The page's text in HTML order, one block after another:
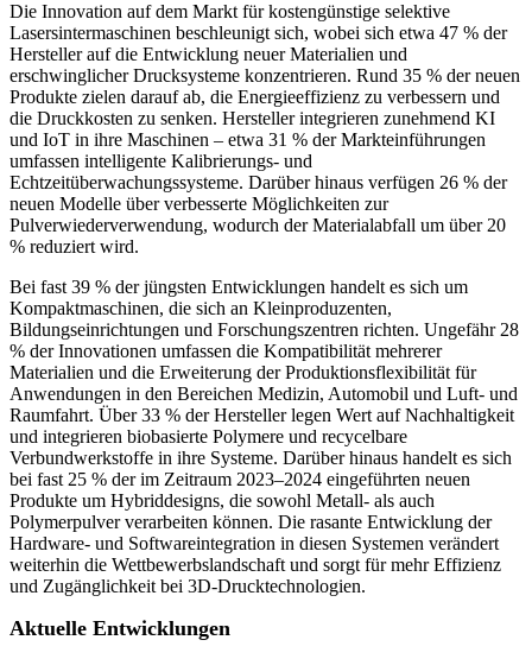
Die Innovation auf dem Markt für kostengünstige selektive
Lasersintermaschinen beschleunigt sich, wobei sich etwa 47 % der
Hersteller auf die Entwicklung neuer Materialien und
erschwinglicher Drucksysteme konzentrieren. Rund 35 % der neuen
Produkte zielen darauf ab, die Energieeffizienz zu verbessern und
die Druckkosten zu senken. Hersteller integrieren zunehmend KI
und IoT in ihre Maschinen – etwa 31 % der Markteinführungen
umfassen intelligente Kalibrierungs- und
Echtzeitüberwachungssysteme. Darüber hinaus verfügen 26 % der
neuen Modelle über verbesserte Möglichkeiten zur
Pulverwiederverwendung, wodurch der Materialabfall um über 20
% reduziert wird.
Bei fast 39 % der jüngsten Entwicklungen handelt es sich um
Kompaktmaschinen, die sich an Kleinproduzenten,
Bildungseinrichtungen und Forschungszentren richten. Ungefähr 28
% der Innovationen umfassen die Kompatibilität mehrerer
Materialien und die Erweiterung der Produktionsflexibilität für
Anwendungen in den Bereichen Medizin, Automobil und Luft- und
Raumfahrt. Über 33 % der Hersteller legen Wert auf Nachhaltigkeit
und integrieren biobasierte Polymere und recycelbare
Verbundwerkstoffe in ihre Systeme. Darüber hinaus handelt es sich
bei fast 25 % der im Zeitraum 2023–2024 eingeführten neuen
Produkte um Hybriddesigns, die sowohl Metall- als auch
Polymerpulver verarbeiten können. Die rasante Entwicklung der
Hardware- und Softwareintegration in diesen Systemen verändert
weiterhin die Wettbewerbslandschaft und sorgt für mehr Effizienz
und Zugänglichkeit bei 3D-Drucktechnologien.
Aktuelle Entwicklungen